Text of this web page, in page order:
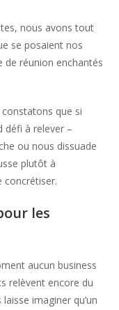
nous avons tout
se posaient nos
réunion enchantés
que si
défi à relever –
ou nous dissuade
plutôt à
concrétiser.
les
aucun business
relèvent encore du
imaginer qu’un